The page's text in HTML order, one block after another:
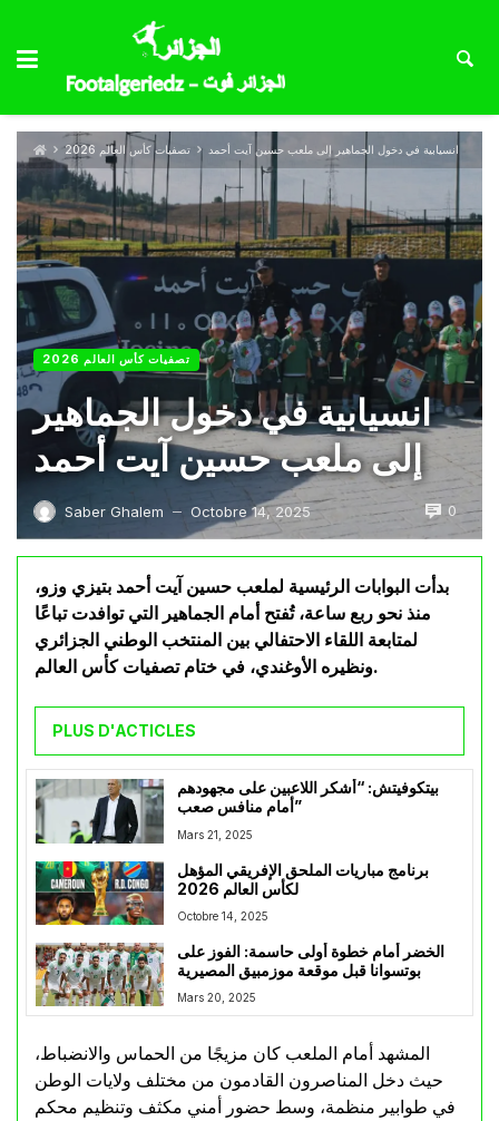
تصفيات كأس العالم 2026 انسيابية في دخول الجماهير إلى ملعب حسين آيت أحمد
تصفيات كأس العالم 2026
انسيابية في دخول الجماهير
إلى ملعب حسين آيت أحمد
Saber Ghalem — Octobre 14, 2025 0
بدأت البوابات الرئيسية لملعب حسين آيت أحمد بتيزي وزو،
منذ نحو ربع ساعة، تُفتح أمام الجماهير التي توافدت تباعًا
لمتابعة اللقاء الاحتفالي بين المنتخب الوطني الجزائري
ونظيره الأوغندي، في ختام تصفيات كأس العالم.
PLUS D'ACTICLES
بيتكوفيتش: “أشكر اللاعبين على مجهودهم
أمام منافس صعب”
Mars 21, 2025
برنامج مباريات الملحق الإفريقي المؤهل
لكأس العالم 2026
Octobre 14, 2025
الخضر أمام خطوة أولى حاسمة: الفوز على
بوتسوانا قبل موقعة موزمبيق المصيرية
Mars 20, 2025
المشهد أمام الملعب كان مزيجًا من الحماس والانضباط،
حيث دخل المناصرون القادمون من مختلف ولايات الوطن
في طوابير منظمة، وسط حضور أمني مكثف وتنظيم محكم